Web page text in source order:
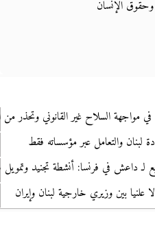
وحقوق الإنسان
في مواجهة السلاح غير القانوني وتحذر من
لبنان والتعامل عبر مؤسساته فقط
لـ داعش في فرنسا: أنشطة تجنيد
بين وزيري خارجية لبنان وإيران